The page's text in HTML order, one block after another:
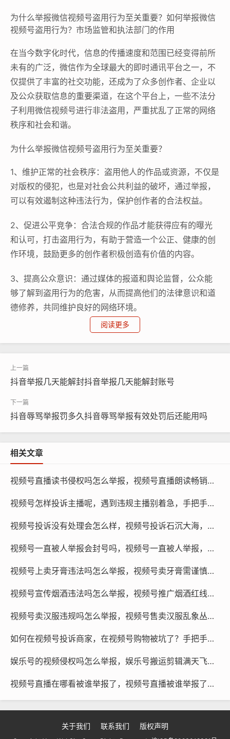
为什么举报微信视频号盗用行为至关重要？如何举报微信
视频号盗用行为？市场监管和执法部门的作用
在当今数字化时代，信息的传播速度和范围已经变得前所
未有的广泛，微信作为全球最大的即时通讯平台之一，不
仅提供了丰富的社交功能，还成为了众多创作者、企业以
及公众获取信息的重要渠道，在这个平台上，一些不法分
子利用微信视频号进行非法盗用，严重扰乱了正常的网络
秩序和社会和谐。
为什么举报微信视频号盗用行为至关重要？
1、维护正常的社会秩序：盗用他人的作品或资源，不仅是
对版权的侵犯，也是对社会公共利益的破坏，通过举报，
可以有效遏制这种违法行为，保护创作者的合法权益。
2、促进公平竞争：合法合规的作品才能获得应有的曝光
和认可，打击盗用行为，有助于营造一个公正、健康的创
作环境，鼓励更多的创作者积极创造有价值的内容。
3、提高公众意识：通过媒体的报道和舆论监督，公众能
够了解到盗用行为的危害，从而提高他们的法律意识和道
德修养，共同维护良好的网络环境。
4、推动创新与发展：合法合规的作品是科技创新的基
础，通过举报盗用行为，可以激发更多人参与到合法的原
如何举报微信视频号盗用行为？
1、使用举报入口：用户可以通过微信视频号的“发现”-“视
频”-“我”的页面找到“举报”选项，然后按照提示填写举报信
2、提供证据：提供截图、链接或其他相关证据，证明你
所举报的行为确实存在，并且是未经授权的使用。
3、选择合适的举报方式：根据具体情况选择合适的举报
专业的知识和技术，能够有效地识别和打击盗用行为，他
们也会定期发布相关的法律法规，指导广大用户如何正确
极大的便利，随着网络的飞速发展，盗用行为也日益严
重，我们每个人都应该积极参与举报工作，共同维护微信
公正和文明。
阅读更多
抖音举报几天能解封抖音举报几天能解封账号
抖音辱骂举报罚多久抖音辱骂举报有效处罚后还能用吗
相关文章
视频号直播读书侵权吗怎么举报，视频号直播朗读畅销书，是分享还是侵权？手把手教你如何维权
视频号怎样投诉主播呢，遇到违规主播别着急，手把手教你视频号投诉与高效维权指南
视频号投诉没有处理会怎么样，视频号投诉石沉大海，你以为只是没结果？这些后果可能超出你的想象
视频号一直被人举报会封号吗，视频号一直被人举报，会封号吗？真相和你想的不一样
视频号上卖牙膏违法吗怎么举报，视频号卖牙膏需谨慎，无证经营属违法，举报维权有门道
视频号宣传烟酒违法吗怎么举报，视频号推广烟酒红线勿碰，这些举报维权途径你必须知道
视频号卖汉服违规吗怎么举报，视频号售卖汉服乱象丛生，这篇维权举报指南请收好
如何在视频号投诉商家，在视频号购物被坑了？手把手教你高效投诉，坚决保障权益
娱乐号的视频侵权吗怎么举报，娱乐号搬运剪辑满天飞，你的权益被二创了吗？手把手教你判定侵权与举报
视频号直播在哪看被谁举报了，视频号直播被谁举报了？查看方法与处理建议
关于我们 联系我们 版权声明